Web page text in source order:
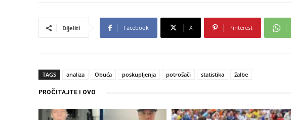
Dijeliti Facebook X Pinterest
TAGS analiza Obuća poskupljenja potrošači statistika žalbe
PROČITAJTE I OVO